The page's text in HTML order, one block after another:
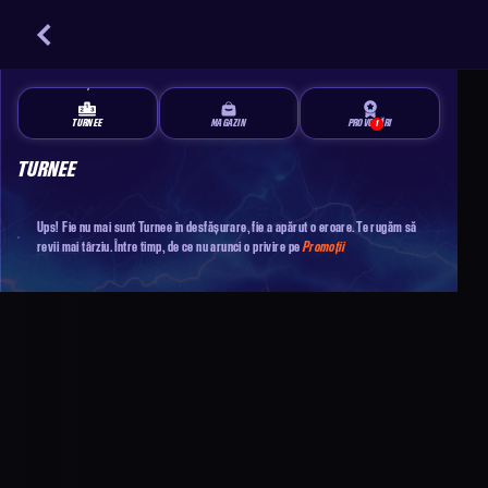
TURNEE MAGAZIN 1
PROVOCĂRI
TURNEE
Ups! Fie nu mai sunt Turnee în desfășurare, fie a apărut o eroare. Te rugăm să
revii mai târziu. Între timp, de ce nu arunci o privire pePromoții